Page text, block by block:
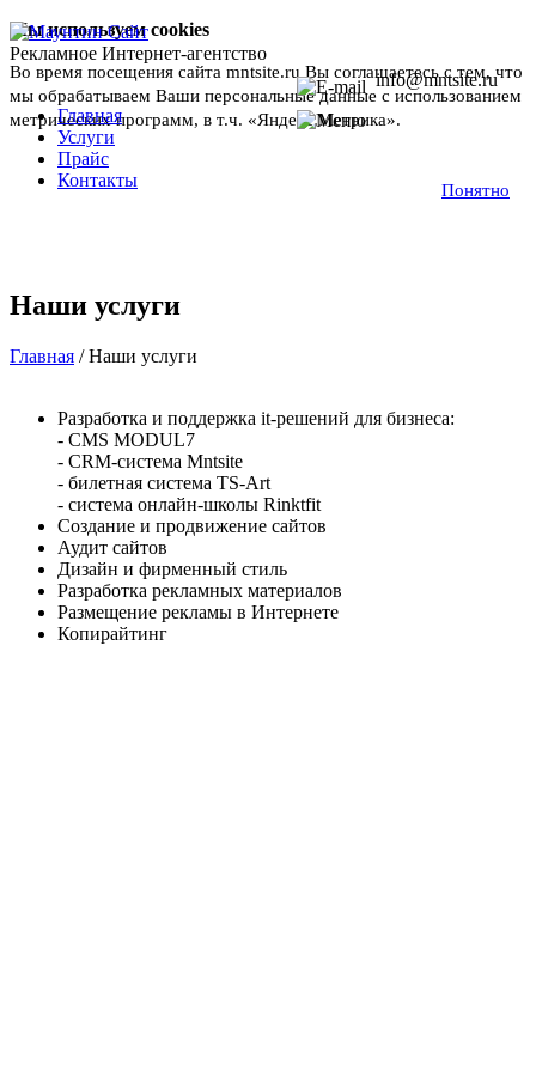
Мы используем cookies
Во время посещения сайта mntsite.ru Вы соглашаетесь с тем, что
мы обрабатываем Ваши персональные данные с использованием
метрических программ, в т.ч. «Яндекс.Метрика».
Понятно
info@mntsite.ru
Рекламное Интернет-агентство
Главная
Услуги
Прайс
Контакты
Наши услуги
Главная /Наши услуги
Разработка и поддержка it-решений для бизнеса:
- CMS MODUL7
- CRM-система Mntsite
- билетная система TS-Art
- система онлайн-школы Rinktfit
Создание и продвижение сайтов
Аудит сайтов
Дизайн и фирменный стиль
Разработка рекламных материалов
Размещение рекламы в Интернете
Копирайтинг